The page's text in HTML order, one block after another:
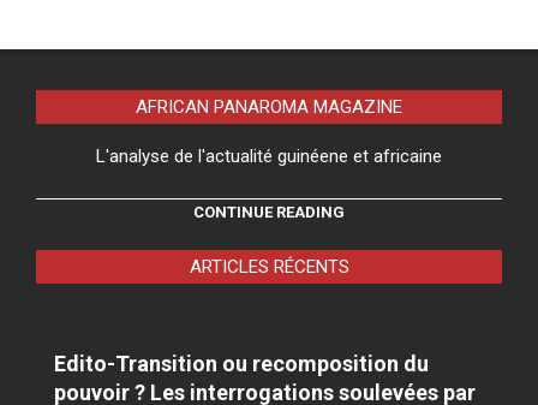
AFRICAN PANAROMA MAGAZINE
L'analyse de l'actualité guinéene et africaine
CONTINUE READING
ARTICLES RÉCENTS
Edito-Transition ou recomposition du
pouvoir ? Les interrogations soulevées par